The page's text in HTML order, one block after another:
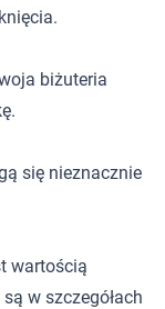
biżuteria
się nieznacznie
wartością
w szczegółach